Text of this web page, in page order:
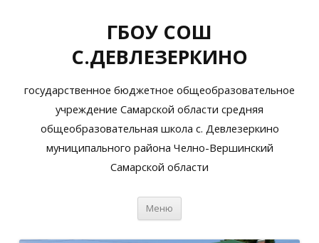
ГБОУ СОШ
С.ДЕВЛЕЗЕРКИНО
государственное бюджетное общеобразовательное
учреждение Самарской области средняя
общеобразовательная школа с. Девлезеркино
муниципального района Челно-Вершинский
Самарской области
Меню